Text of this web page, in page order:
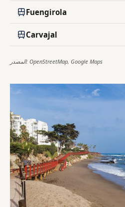
Fuengirola
Carvajal
المصدر: OpenStreetMap, Google Maps